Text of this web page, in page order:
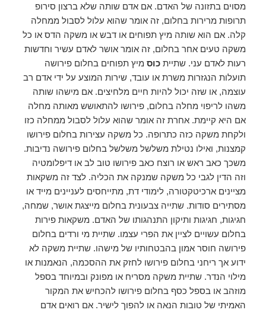
מסוים בתזונה של האדם. אם אדם שותה שלא ברצון סירופ
תרופות מרירות בחלום, זה אומר שהוא עלול לסבול ממחלה
קלה. אם הוא שותה מיץ תפוחים או דבש או משקה הדס או כל
משקה טעים אחר בחלום, זה אומר אושר לאדם עשיר וחדשות
רעות לאדם עני. שתייתכוס מיץ תפוחים בחלום פירושה
תועלות הנגזרות משרת או עובד, שירות המוצע על ידי אדם רב
עוצמה, או שזה יכול להיות חיים מלחיצים. אם מישהו שותה
משהו לריפוי מחלה בחלום, פירושו להתאושש מאותה מחלה
אם היא קיימת. אחרת זה אומר שהוא עלול לסבול ממחלה כזו
ולקחת משקה כזה כתרופה. כל משקה עצירות בחלום פירושו
קמצנות, ואילו נטילת משלשל משלשל בחלום פירושה נדיבות.
משכך כאב ראש או רוצח כאב פירושו טוב לב או דיפלומטיה
וזה הדין לגבי כל משקה שמנקה את הכליה. לצד זה משקאות
מציינים ארכיטקטורה, לימודי דת, מתייחסים לעניינים מייד או
מסתירים סודות. שתייה צבעונית בחלום מייצגת אושר, שמחה,
חגיגות, חגיגות ותיקון התנהגותו של האדם. משקאות פירות
בחלום עשויים לציין את הפרי עצמו. שתיית מי ורדים בחלום
פירושה חוסר אמון בהבטחותיו של מישהו. שתיית משקה לא
ידוע אך ריחני בחלום פירושו לחזק את ההסכמה, הנאמנות או
מילוי הנדר. שתיית משקה מסריח או מפונק ובמיוחד בספל
מוזהב או בספל כסף בחלום פירושו להכחיש את המקור
האמיתי של טובות הנאה או להפוך לישיר. אם רואים אדם